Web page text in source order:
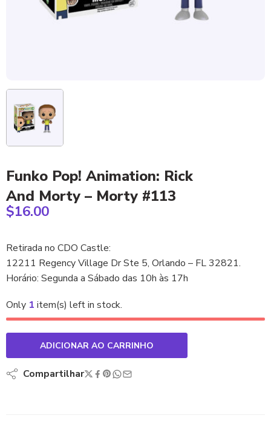
Funko Pop! Animation: Rick
And Morty – Morty #113
$16.00
Retirada no CDO Castle:
12211 Regency Village Dr Ste 5, Orlando – FL 32821.
Horário: Segunda a Sábado das 10h às 17h
Only 1 item(s) left in stock.
ADICIONAR AO CARRINHO
Compartilhar